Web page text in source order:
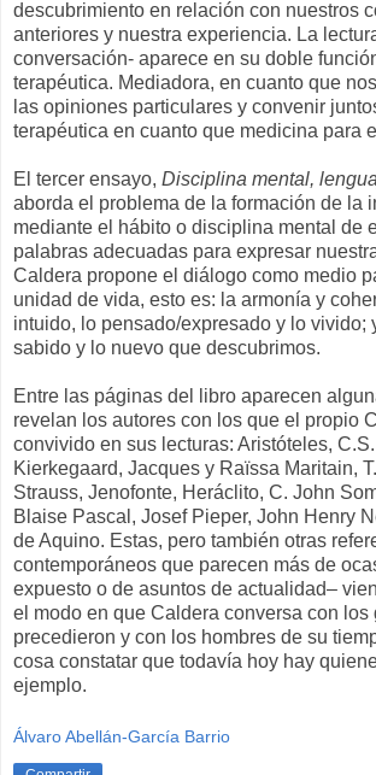
descubrimiento en relación con nuestros
anteriores y nuestra experiencia. La
conversación- aparece en su doble
terapéutica. Mediadora, en cuanto que
las opiniones particulares y convenir
terapéutica en cuanto que medicina para
El tercer ensayo, Disciplina mental,
aborda el problema de la formación de la
mediante el hábito o disciplina mental de
palabras adecuadas para expresar
Caldera propone el diálogo como medio
unidad de vida, esto es: la armonía y
intuido, lo pensado/expresado y lo vivido;
sabido y lo nuevo que descubrimos.
Entre las páginas del libro aparecen
revelan los autores con los que el propio
convivido en sus lecturas: Aristóteles,
Kierkegaard, Jacques y Raïssa Maritain,
Strauss, Jenofonte, Heráclito, C. John
Blaise Pascal, Josef Pieper, John Henry
de Aquino. Estas, pero también otras
contemporáneos que parecen más de
expuesto o de asuntos de actualidad–
el modo en que Caldera conversa con los
precedieron y con los hombres de su
cosa constatar que todavía hoy hay
ejemplo.
Álvaro Abellán-García Barrio